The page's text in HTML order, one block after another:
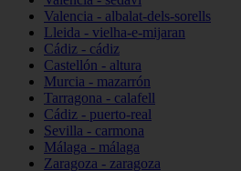
Valencia - albalat-dels-sorells
Lleida - vielha-e-mijaran
Cádiz - cádiz
Castellón - altura
Murcia - mazarrón
Tarragona - calafell
Cádiz - puerto-real
Sevilla - carmona
Málaga - málaga
Zaragoza - zaragoza